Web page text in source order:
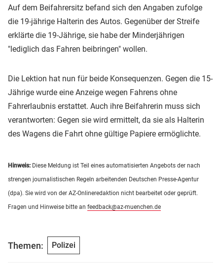
Auf dem Beifahrersitz befand sich den Angaben zufolge
die 19-jährige Halterin des Autos. Gegenüber der Streife
erklärte die 19-Jährige, sie habe der Minderjährigen
"lediglich das Fahren beibringen" wollen.
Die Lektion hat nun für beide Konsequenzen. Gegen die 15-
Jährige wurde eine Anzeige wegen Fahrens ohne
Fahrerlaubnis erstattet. Auch ihre Beifahrerin muss sich
verantworten: Gegen sie wird ermittelt, da sie als Halterin
des Wagens die Fahrt ohne gültige Papiere ermöglichte.
Hinweis: Diese Meldung ist Teil eines automatisierten Angebots der nach
strengen journalistischen Regeln arbeitenden Deutschen Presse-Agentur
(dpa). Sie wird von der AZ-Onlineredaktion nicht bearbeitet oder geprüft.
Fragen und Hinweise bitte an feedback@az-muenchen.de
Themen: Polizei